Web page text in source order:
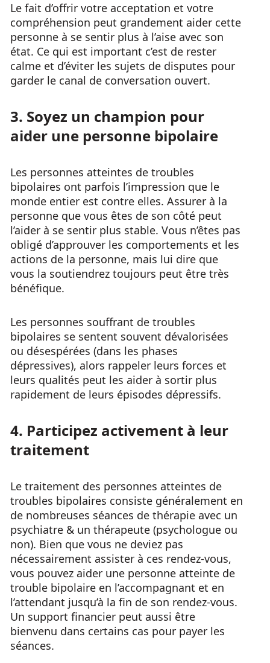
Le fait d’offrir votre acceptation et votre
compréhension peut grandement aider cette
personne à se sentir plus à l’aise avec son
état. Ce qui est important c’est de rester
calme et d’éviter les sujets de disputes pour
garder le canal de conversation ouvert.
3. Soyez un champion pour
aider une personne bipolaire
Les personnes atteintes de troubles
bipolaires ont parfois l’impression que le
monde entier est contre elles. Assurer à la
personne que vous êtes de son côté peut
l’aider à se sentir plus stable. Vous n’êtes pas
obligé d’approuver les comportements et les
actions de la personne, mais lui dire que
vous la soutiendrez toujours peut être très
bénéfique.
Les personnes souffrant de troubles
bipolaires se sentent souvent dévalorisées
ou désespérées (dans les phases
dépressives), alors rappeler leurs forces et
leurs qualités peut les aider à sortir plus
rapidement de leurs épisodes dépressifs.
4. Participez activement à leur
traitement
Le traitement des personnes atteintes de
troubles bipolaires consiste généralement en
de nombreuses séances de thérapie avec un
psychiatre & un thérapeute (psychologue ou
non). Bien que vous ne deviez pas
nécessairement assister à ces rendez-vous,
vous pouvez aider une personne atteinte de
trouble bipolaire en l’accompagnant et en
l’attendant jusqu’à la fin de son rendez-vous.
Un support financier peut aussi être
bienvenu dans certains cas pour payer les
séances.